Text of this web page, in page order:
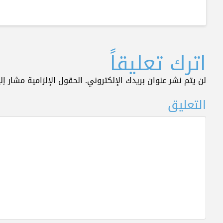
اترك تعليقاً
لن يتم نشر عنوان بريدك الإلكتروني. الحقول الإلزامية مشار
التعليق